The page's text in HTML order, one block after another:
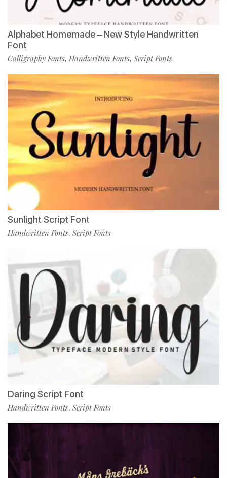
Alphabet Homemade – New Style Handwritten
Font
Calligraphy Fonts, Handwritten Fonts, Script Fonts
Sunlight Script Font
Handwritten Fonts, Script Fonts
Daring Script Font
Handwritten Fonts, Script Fonts